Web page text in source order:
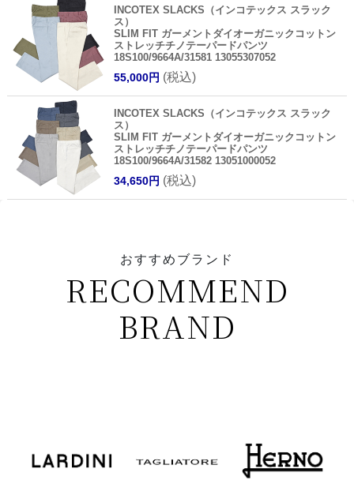
INCOTEX SLACKS（インコテックス スラック
ス）
SLIM FIT ガーメントダイオーガニックコットン
ストレッチチノテーパードパンツ
18S100/9664A/31581 13055307052
55,000円 (税込)
INCOTEX SLACKS（インコテックス スラック
ス）
SLIM FIT ガーメントダイオーガニックコットン
ストレッチチノテーパードパンツ
18S100/9664A/31582 13051000052
34,650円 (税込)
おすすめブランド
RECOMMEND
BRAND